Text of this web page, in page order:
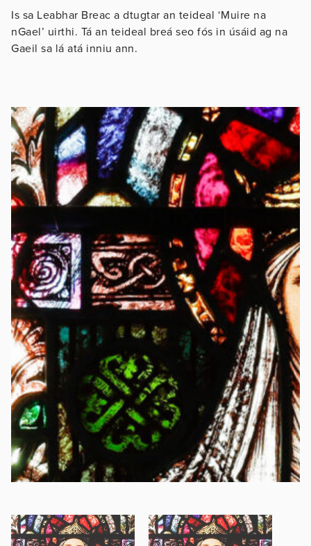
Is sa Leabhar Breac a dtugtar an teideal ‘Muire na
nGael’ uirthi. Tá an teideal breá seo fós in úsáid ag na
Gaeil sa lá atá inniu ann.